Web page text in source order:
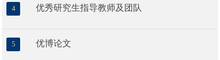
4 优秀研究生指导教师及团队
5 优博论文